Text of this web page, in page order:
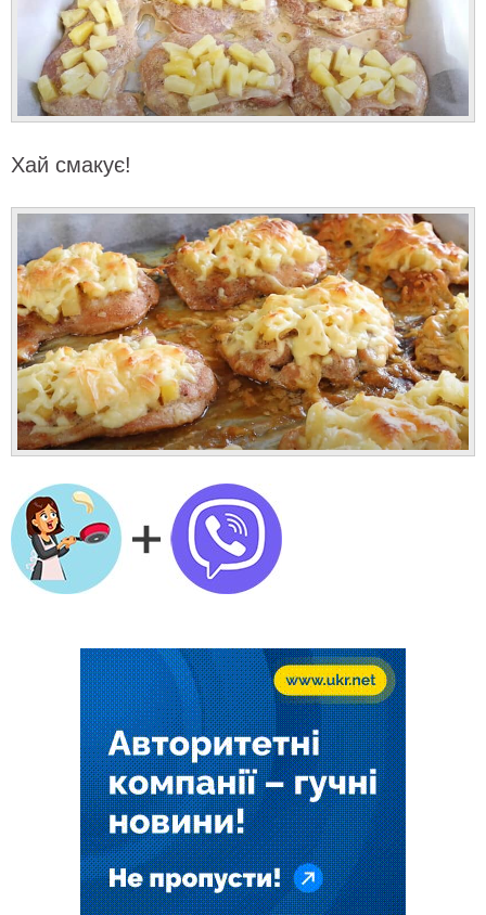
Хай смакує!